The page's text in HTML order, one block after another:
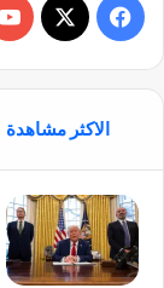
ي
و
ك
X
الاكثر مشاهدة